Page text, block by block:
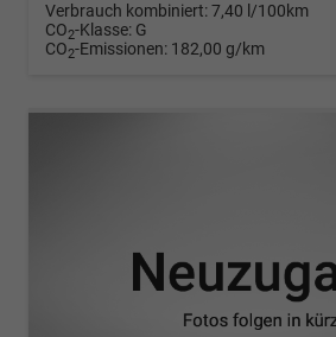
Verbrauch kombiniert:7,40 l/100km
CO2-Klasse: G
CO2-Emissionen: 182,00 g/km